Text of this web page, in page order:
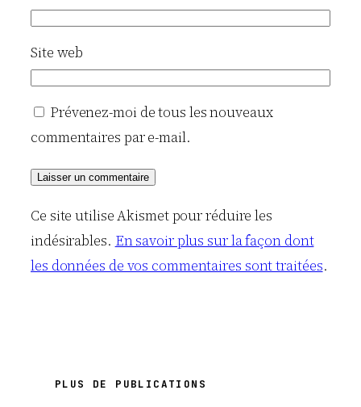
Site web
Prévenez-moi de tous les nouveaux
commentaires par e-mail.
Ce site utilise Akismet pour réduire les
indésirables. En savoir plus sur la façon dont
les données de vos commentaires sont traitées.
PLUS DE PUBLICATIONS